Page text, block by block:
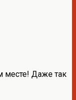
месте! Даже так